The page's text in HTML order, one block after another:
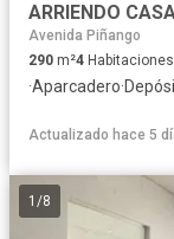
Avenida Piñango
290 m²4 Habitaciones
·Aparcadero·
Actualizado hace 5
1 /8